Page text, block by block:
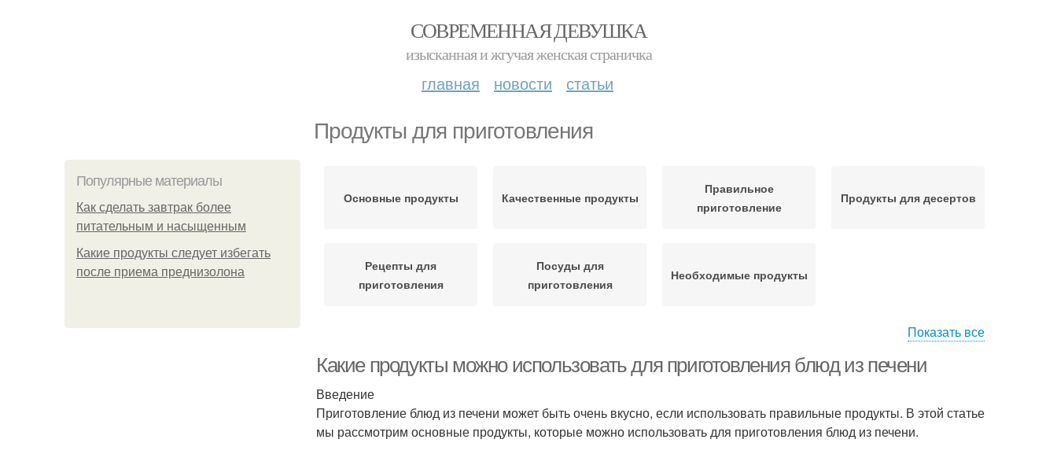
СОВРЕМЕННАЯ ДЕВУШКА
изысканная и жгучая женская страничка
главная новости статьи
Продукты для приготовления
Популярные материалы
Как сделать завтрак более
питательным и насыщенным
Какие продукты следует избегать
после приема преднизолона
Основные продукты Качественные продукты
Правильное
приготовление
Продукты для десертов
Рецепты для
приготовления
Посуды для
приготовления
Необходимые продукты
Показать все
Какие продукты можно использовать для приготовления блюд из печени
Введение
Приготовление блюд из печени может быть очень вкусно, если использовать правильные продукты. В этой статье
мы рассмотрим основные продукты, которые можно использовать для приготовления блюд из печени.